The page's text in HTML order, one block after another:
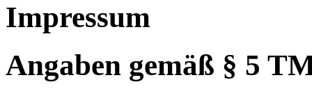
Impressum
Angaben gemäß § 5